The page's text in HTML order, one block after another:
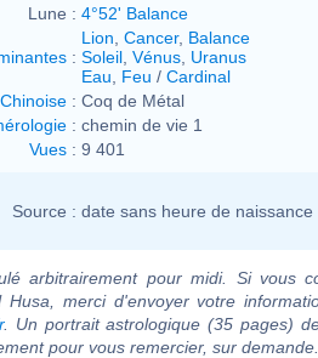
Lune : 4°52' Balance
:
Lion Cancer, Balance
Soleil Vénus Uranus
Eau
Feu / Cardinal
: Coq de Métal
: chemin de vie 1
Vues : 9 401
Source : date sans heure de naissance
arbitrairement pour midi. Si vous
Husa, merci d'envoyer votre
. Un portrait astrologique (35 pages)
pour vous remercier, sur demande.